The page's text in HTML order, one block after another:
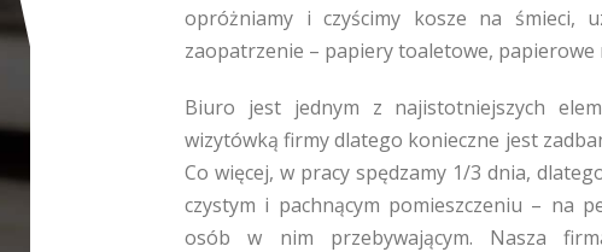
opróżniamy i czyścimy kosze na śmieci,
zaopatrzenie – papiery toaletowe, papierowe
Biuro jest jednym z najistotniejszych
wizytówką firmy dlatego konieczne jest
Co więcej, w pracy spędzamy 1/3 dnia,
czystym i pachnącym pomieszczeniu – na
osób w nim przebywającym. Nasza